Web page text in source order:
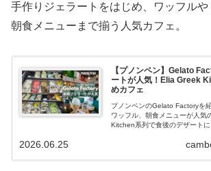
手作りジェラートをはじめ、ワッフルや
朝食メニューまで揃う人気カフェ。
【プノンペン】Gelato
ートが人気！Elia Greek
めカフェ
プノンペンのGelato Factoryを
ワッフル、朝食メニューが人気
Kitchen系列で食後のデザート
2026.06.25